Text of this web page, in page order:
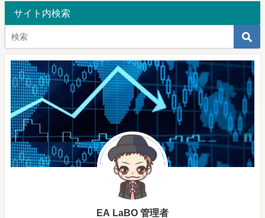
サイト内検索
EA LaBO 管理者